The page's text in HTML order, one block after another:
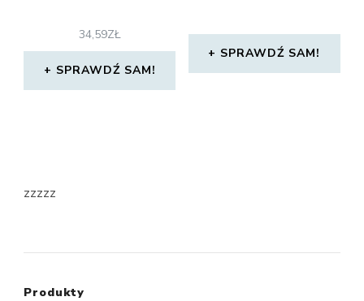
34,59ZŁ
SPRAWDŹ SAM!
SPRAWDŹ SAM!
zzzzz
Produkty